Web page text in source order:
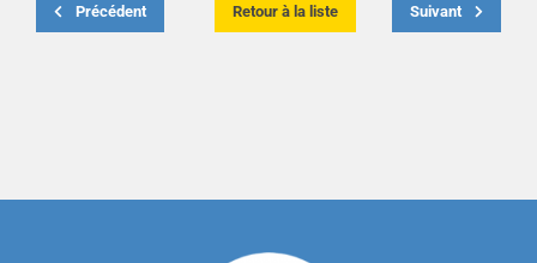
Précédent Retour à la liste Suivant